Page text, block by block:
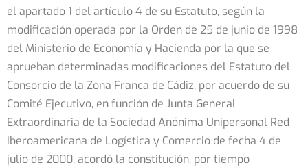
el apartado 1 del artículo 4 de su Estatuto, según la
modificación operada por la Orden de 25 de junio de 1998
del Ministerio de Economía y Hacienda por la que se
aprueban determinadas modificaciones del Estatuto del
Consorcio de la Zona Franca de Cádiz, por acuerdo de su
Comité Ejecutivo, en función de Junta General
Extraordinaria de la Sociedad Anónima Unipersonal Red
Iberoamericana de Logística y Comercio de fecha 4 de
julio de 2000, acordó la constitución, por tiempo